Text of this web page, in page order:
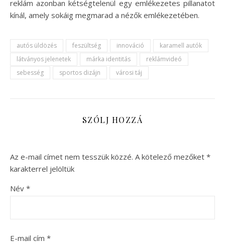
reklám azonban kétségtelenül egy emlékezetes pillanatot
kínál, amely sokáig megmarad a nézők emlékezetében.
autós üldözés feszültség innováció
karamell autók
látványos jelenetek
márka identitás
reklámvideó
sebesség
sportos dizájn városi táj
SZÓLJ HOZZÁ
Az e-mail címet nem tesszük közzé. A kötelező mezőket *
karakterrel jelöltük
Név *
E-mail cím *